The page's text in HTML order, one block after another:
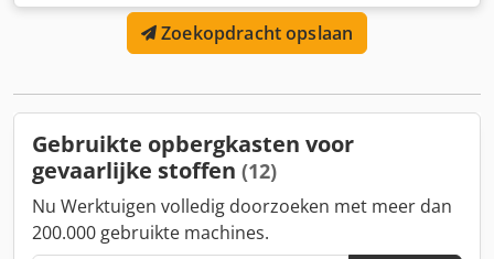
Zoekopdracht opslaan
Gebruikte opbergkasten voor
gevaarlijke stoffen (12)
Nu Werktuigen volledig doorzoeken met meer dan
200.000 gebruikte machines.